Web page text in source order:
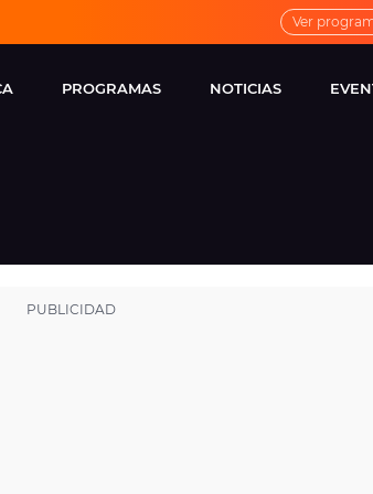
Ver
FM
PROGRAMAS
VIRALES
NOTICIAS